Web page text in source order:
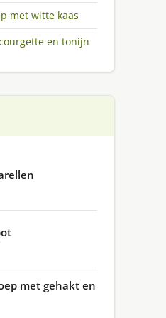
met witte kaas
en tonijn
met gehakt en